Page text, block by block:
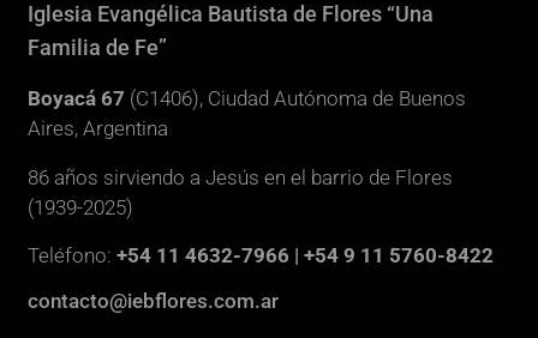
Iglesia Evangélica Bautista de Flores “Una
Familia de Fe”
Boyacá 67 (C1406), Ciudad Autónoma de Buenos
Aires, Argentina
86 años sirviendo a Jesús en el barrio de Flores
(1939-2025)
Teléfono:+54 11 4632-7966 | +54 9 11 5760-8422
contacto@iebflores.com.ar